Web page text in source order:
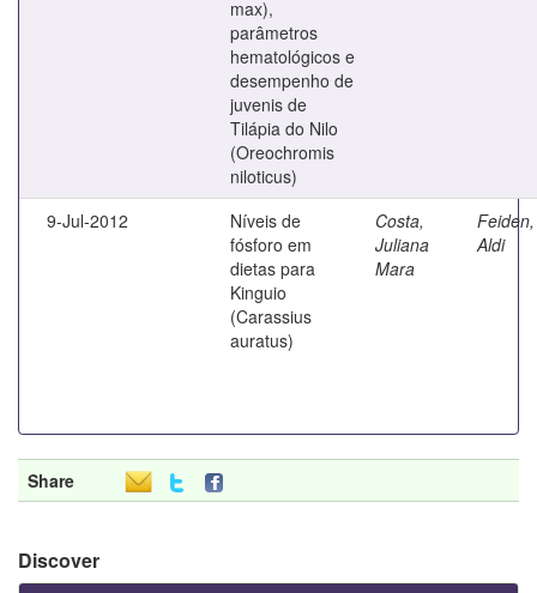
max),
parâmetros
hematológicos e
desempenho de
juvenis de
Tilápia do Nilo
(Oreochromis
niloticus)
9-Jul-2012
Níveis de
fósforo em
dietas para
Kinguio
(Carassius
auratus)
Costa,
Juliana
Mara
Feiden,
Aldi
Share
Discover